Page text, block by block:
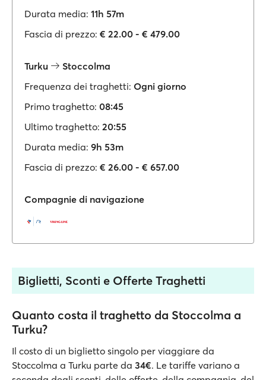
Durata media: 11h 57m
Fascia di prezzo: € 22.00 - € 479.00
Turku
Stoccolma
Frequenza dei traghetti: Ogni giorno
Primo traghetto: 08:45
Ultimo traghetto: 20:55
Durata media: 9h 53m
Fascia di prezzo: € 26.00 - € 657.00
Compagnie di navigazione
Biglietti, Sconti e Offerte Traghetti
Quanto costa il traghetto da Stoccolma a
Turku?
Il costo di un biglietto singolo per viaggiare da
Stoccolma a Turku parte da 34€. Le tariffe variano a